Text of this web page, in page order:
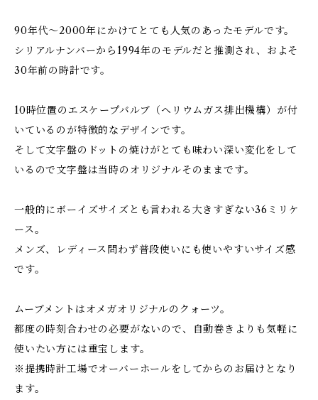
90年代〜2000年にかけてとても人気のあったモデルです。
シリアルナンバーから1994年のモデルだと推測され、およそ
30年前の時計です。
10時位置のエスケープバルブ（ヘリウムガス排出機構）が付
いているのが特徴的なデザインです。
そして文字盤のドットの焼けがとても味わい深い変化をして
いるので文字盤は当時のオリジナルそのままです。
一般的にボーイズサイズとも言われる大きすぎない36ミリケ
ース。
メンズ、レディース問わず普段使いにも使いやすいサイズ感
です。
ムーブメントはオメガオリジナルのクォーツ。
都度の時刻合わせの必要がないので、自動巻きよりも気軽に
使いたい方には重宝します。
※提携時計工場でオーバーホールをしてからのお届けとなり
ます。